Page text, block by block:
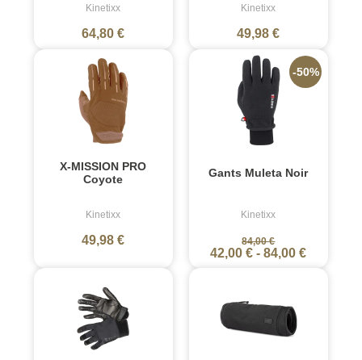
Kinetixx
64,80 €
Kinetixx
49,98 €
X-MISSION PRO
Coyote
Kinetixx
49,98 €
Gants Muleta Noir
Kinetixx
84,00 €
42,00 € -84,00 €
-50%